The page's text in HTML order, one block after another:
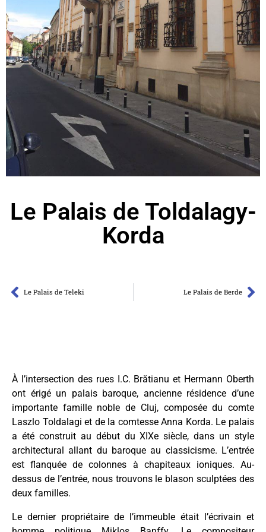
Le Palais de Toldalagy-
Korda
Le Palais de Teleki Le Palais de Berde
À l’intersection des rues I.C. Brătianu et Hermann Oberth
ont érigé un palais baroque, ancienne résidence d’une
importante famille noble de Cluj, composée du comte
Laszlo Toldalagi et de la comtesse Anna Korda. Le palais
a été construit au début du XIXe siècle, dans un style
architectural allant du baroque au classicisme. L’entrée
est flanquée de colonnes à chapiteaux ioniques. Au-
dessus de l’entrée, nous trouvons le blason sculptées des
deux familles.
Le dernier propriétaire de l’immeuble était l’écrivain et